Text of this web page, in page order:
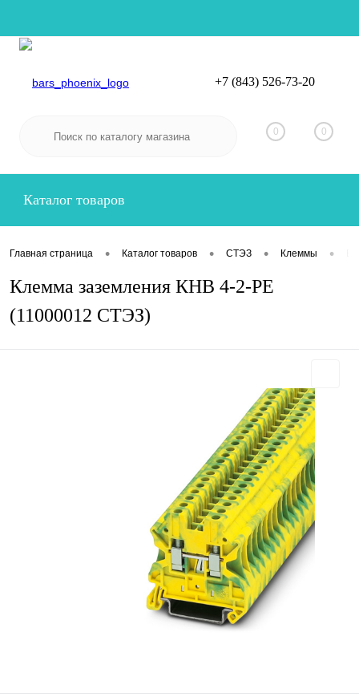
Вход
+7 (843) 526-73-20
0 0
Каталог товаров
Главная страница • Каталог товаров • СТЭЗ • Клеммы •
Клемма заземления КНВ 4-2-PE
(11000012 СТЭЗ)